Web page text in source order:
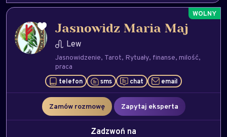
Jasnowidz Maria Maj
Lew
Jasnowidzenie Tarot Rytuały finanse milość
praca
telefon sms chat email
Zamów rozmowę Zapytaj eksperta
Zadzwoń na